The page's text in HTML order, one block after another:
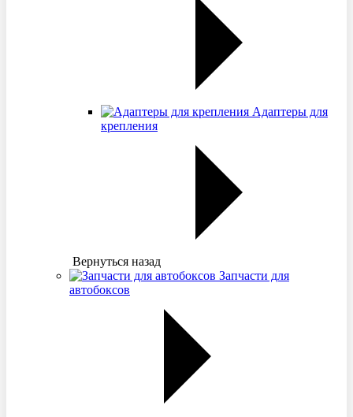
Адаптеры для
крепления
Вернуться назад
Запчасти для
автобоксов